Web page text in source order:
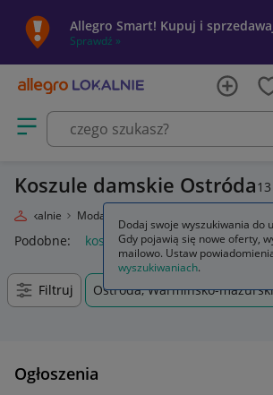
Allegro Smart! Kupuj i
Sprawdź »
Otwórz menu z kategoriami
Koszule damskie Ostróda13
Lokalnie Moda
Podobne: koszule anda47 koszule
Filtruj Ostróda, Warmińsko-
Ogłoszenia
Dodaj swoje wyszukiwania do
Gdy pojawią się nowe oferty,
mailowo. Ustaw
wyszukiwaniach.